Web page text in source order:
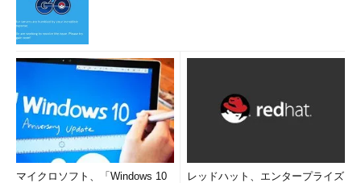
マイクロソフト、「Windows 10
レッドハット、エンタープライズ